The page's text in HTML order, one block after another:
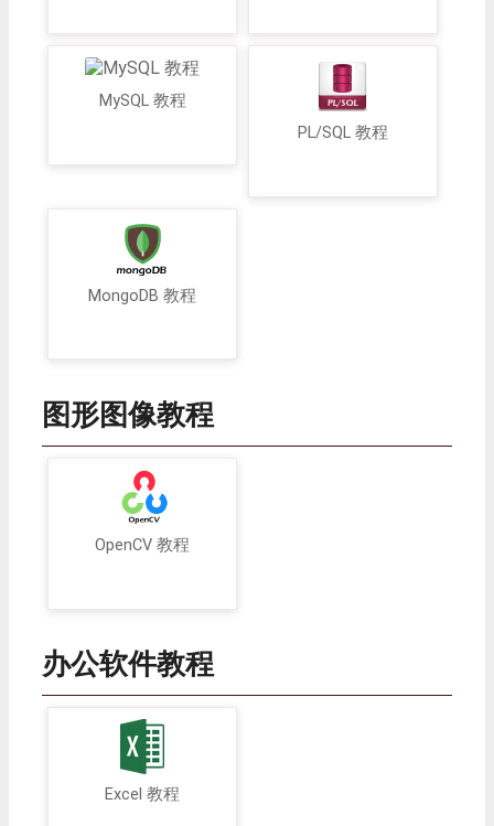
MySQL 教程
PL/SQL 教程
MongoDB 教程
图形图像教程
OpenCV 教程
办公软件教程
Excel 教程